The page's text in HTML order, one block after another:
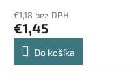
€1,18 bez DPH
€1,45
Do košíka